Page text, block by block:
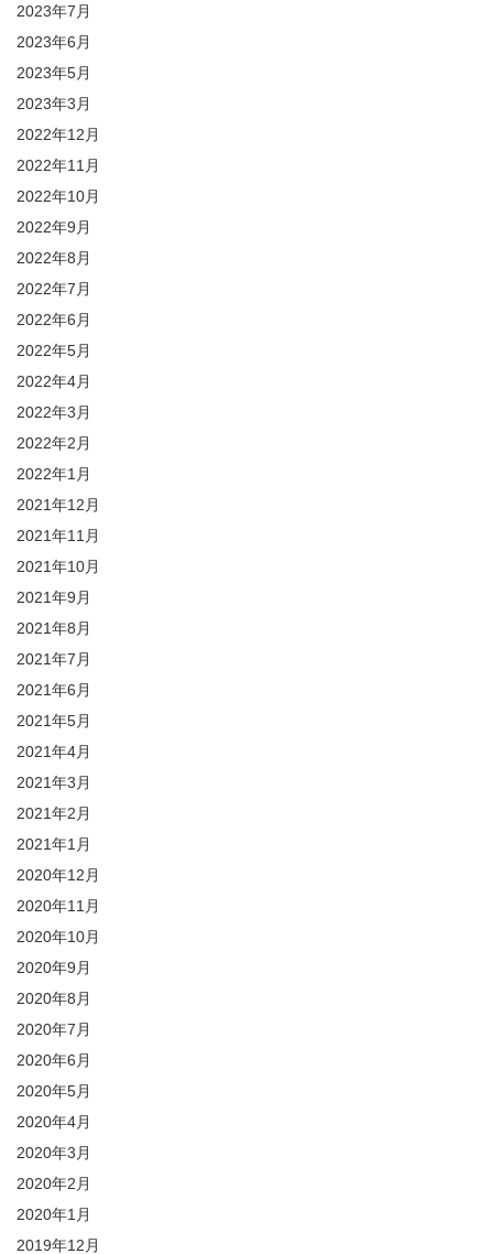
2023年7月
2023年6月
2023年5月
2023年3月
2022年12月
2022年11月
2022年10月
2022年9月
2022年8月
2022年7月
2022年6月
2022年5月
2022年4月
2022年3月
2022年2月
2022年1月
2021年12月
2021年11月
2021年10月
2021年9月
2021年8月
2021年7月
2021年6月
2021年5月
2021年4月
2021年3月
2021年2月
2021年1月
2020年12月
2020年11月
2020年10月
2020年9月
2020年8月
2020年7月
2020年6月
2020年5月
2020年4月
2020年3月
2020年2月
2020年1月
2019年12月